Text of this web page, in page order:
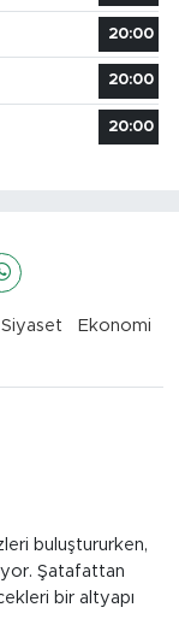
20:00
20:00
20:00
Siyaset
Ekonomi
buluştururken,
Şatafattan
bir altyapı